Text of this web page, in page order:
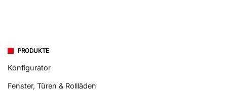
PRODUKTE
Konfigurator
Fenster, Türen & Rollläden